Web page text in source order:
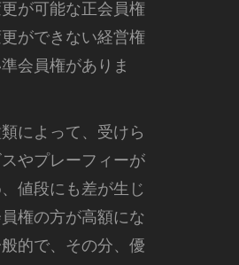
が可能な正会員権
ができない経営権
会員権がありま
によって、受けら
やプレーフィーが
値段にも差が生じ
権の方が高額にな
的で、その分、優